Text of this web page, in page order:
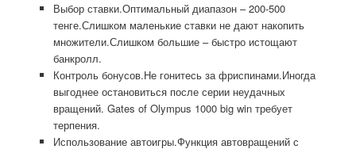
Выбор ставки.Оптимальный диапазон – 200-500
тенге.Слишком маленькие ставки не дают накопить
множители.Слишком большие – быстро истощают
банкролл.
Контроль бонусов.Не гонитесь за фриспинами.Иногда
выгоднее остановиться после серии неудачных
вращений. Gates of Olympus 1000 big win требует
терпения.
Использование автоигры.Функция автовращений с